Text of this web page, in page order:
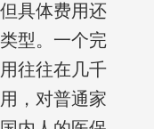
具体费用还
型。一个完
往往在几千
，对普通家